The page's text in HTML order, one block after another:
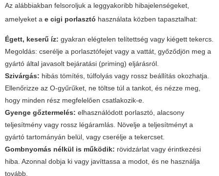
Az alábbiakban felsoroljuk a leggyakoribb hibajelenségeket,
amelyeket a e cigi porlasztó használata közben tapasztalhat:
Égett, keserű íz: gyakran elégtelen telítettség vagy kiégett tekercs.
Megoldás: cserélje a porlasztófejet vagy a vattát, győződjön meg a
gyártó által javasolt bejáratási (priming) eljárásról.
Szivárgás: hibás tömítés, túlfolyás vagy rossz beállítás okozhatja.
Ellenőrizze az O‑gyűrűket, ne töltse túl a tankot, és nézze meg,
hogy minden rész megfelelően csatlakozik‑e.
Gyenge gőztermelés: elhasználódott porlasztó, alacsony
teljesítmény vagy rossz légáramlás. Növelje a teljesítményt a
gyártó tartományán belül, vagy cserélje a tekercset.
Gombnyomás nélkül is működik: rövidzárlat vagy érintkezési
hiba. Azonnal dobja ki vagy javíttassa a modot, és ne használja
tovább.